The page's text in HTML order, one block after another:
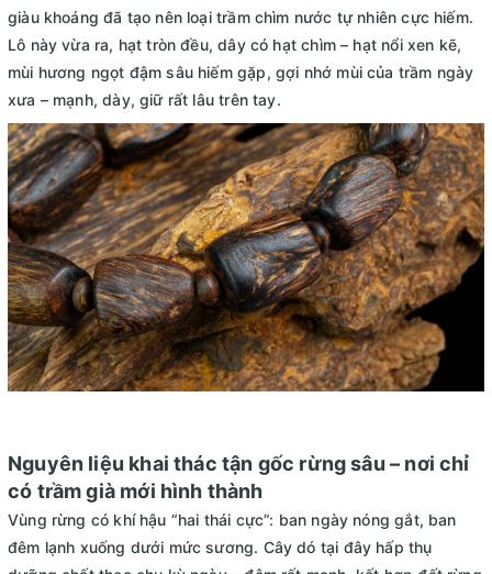
giàu khoáng đã tạo nên loại trầm chìm nước tự nhiên cực hiếm.
Lô này vừa ra, hạt tròn đều, dây có hạt chìm – hạt nổi xen kẽ,
mùi hương ngọt đậm sâu hiếm gặp, gợi nhớ mùi của trầm ngày
xưa – mạnh, dày, giữ rất lâu trên tay.
Nguyên liệu khai thác tận gốc rừng sâu – nơi chỉ
có trầm già mới hình thành
Vùng rừng có khí hậu “hai thái cực”: ban ngày nóng gắt, ban
đêm lạnh xuống dưới mức sương. Cây dó tại đây hấp thụ